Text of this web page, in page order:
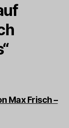
Max Frisch –